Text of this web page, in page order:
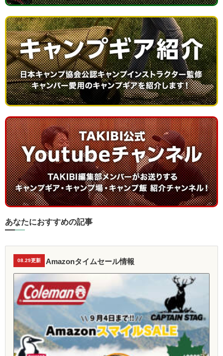
あなたにおすすめの記事
08.29更新 Amazonタイムセール情報